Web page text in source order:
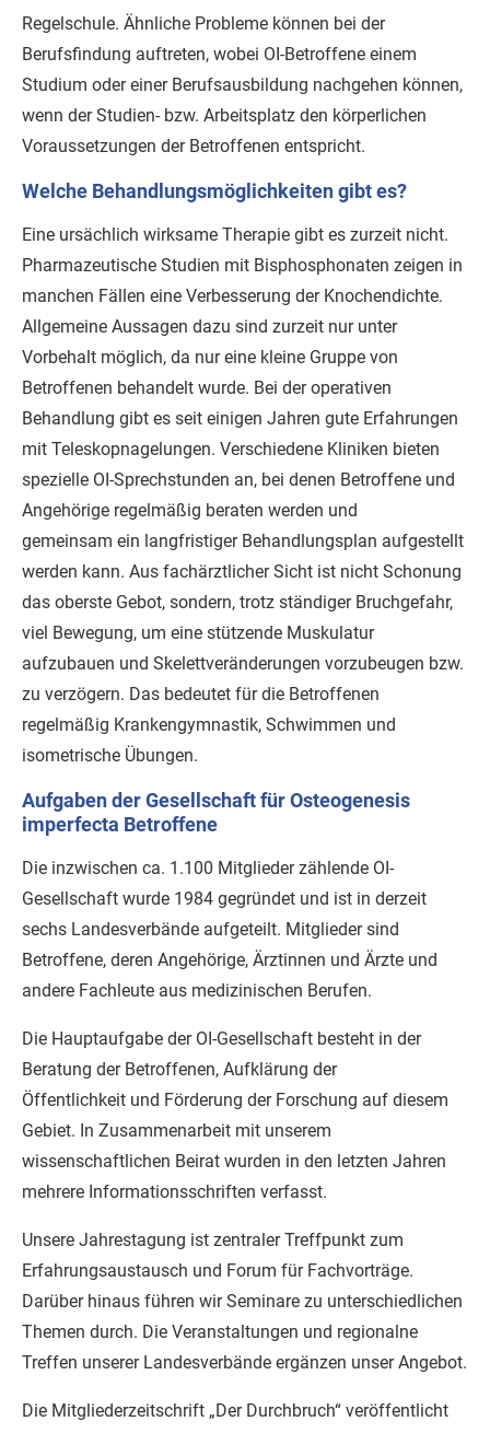
Regelschule. Ähnliche Probleme können bei der
Berufsfindung auftreten, wobei OI-Betroffene einem
Studium oder einer Berufsausbildung nachgehen können,
wenn der Studien- bzw. Arbeitsplatz den körperlichen
Voraussetzungen der Betroffenen entspricht.
Welche Behandlungsmöglichkeiten gibt es?
Eine ursächlich wirksame Therapie gibt es zurzeit nicht.
Pharmazeutische Studien mit Bisphosphonaten zeigen in
manchen Fällen eine Verbesserung der Knochendichte.
Allgemeine Aussagen dazu sind zurzeit nur unter
Vorbehalt möglich, da nur eine kleine Gruppe von
Betroffenen behandelt wurde. Bei der operativen
Behandlung gibt es seit einigen Jahren gute Erfahrungen
mit Teleskopnagelungen. Verschiedene Kliniken bieten
spezielle OI-Sprechstunden an, bei denen Betroffene und
Angehörige regelmäßig beraten werden und
gemeinsam ein langfristiger Behandlungsplan aufgestellt
werden kann. Aus fachärztlicher Sicht ist nicht Schonung
das oberste Gebot, sondern, trotz ständiger Bruchgefahr,
viel Bewegung, um eine stützende Muskulatur
aufzubauen und Skelettveränderungen vorzubeugen bzw.
zu verzögern. Das bedeutet für die Betroffenen
regelmäßig Krankengymnastik, Schwimmen und
isometrische Übungen.
Aufgaben der Gesellschaft für Osteogenesis
imperfecta Betroffene
Die inzwischen ca. 1.100 Mitglieder zählende OI-
Gesellschaft wurde 1984 gegründet und ist in derzeit
sechs Landesverbände aufgeteilt. Mitglieder sind
Betroffene, deren Angehörige, Ärztinnen und Ärzte und
andere Fachleute aus medizinischen Berufen.
Die Hauptaufgabe der OI-Gesellschaft besteht in der
Beratung der Betroffenen, Aufklärung der
Öffentlichkeit und Förderung der Forschung auf diesem
Gebiet. In Zusammenarbeit mit unserem
wissenschaftlichen Beirat wurden in den letzten Jahren
mehrere Informationsschriften verfasst.
Unsere Jahrestagung ist zentraler Treffpunkt zum
Erfahrungsaustausch und Forum für Fachvorträge.
Darüber hinaus führen wir Seminare zu unterschiedlichen
Themen durch. Die Veranstaltungen und regionalne
Treffen unserer Landesverbände ergänzen unser Angebot.
Die Mitgliederzeitschrift „Der Durchbruch“ veröffentlicht